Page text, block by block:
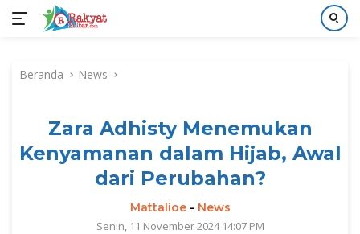
kontenBeranda News
Zara Adhisty Menemukan
Kenyamanan dalam Hijab, Awal
dari Perubahan?
Mattalioe- News
Senin, 11 November 2024 14:07 PM